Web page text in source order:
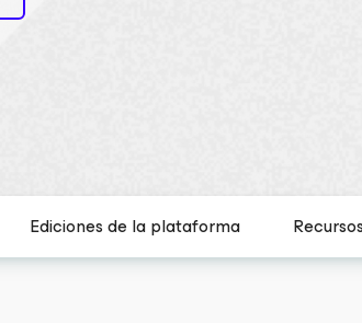
Ediciones de la plataforma